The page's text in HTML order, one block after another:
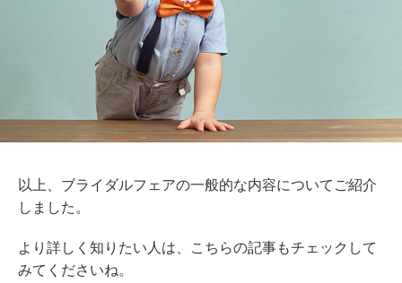
以上、ブライダルフェアの一般的な内容についてご紹介
しました。
より詳しく知りたい人は、こちらの記事もチェックして
みてくださいね。